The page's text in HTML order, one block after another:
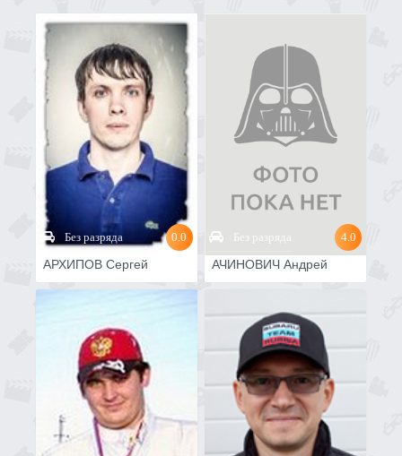
Без разряда 0.0
АРХИПОВ Сергей
Без разряда 4.0
АЧИНОВИЧ Андрей